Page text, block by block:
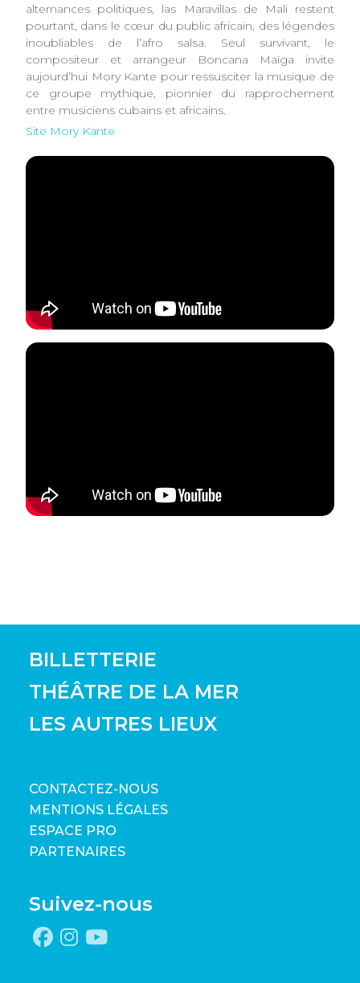
alternances politiques, las Maravillas de Mali restent
pourtant, dans le cœur du public africain, des légendes
inoubliables de l’afro salsa. Seul survivant, le
compositeur et arrangeur Boncana Maïga invite
aujourd’hui Mory Kante pour ressusciter la musique de
ce groupe mythique, pionnier du rapprochement
entre musiciens cubains et africains.
Site Mory Kante
BILLETTERIE
THÉÂTRE DE LA MER
LES AUTRES LIEUX
CONTACTEZ-NOUS
MENTIONS LÉGALES
ESPACE PRO
PARTENAIRES
Suivez-nous